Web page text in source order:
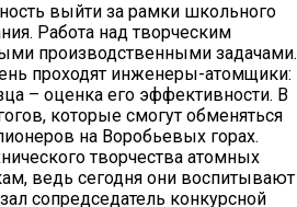
выйти за рамки школьного
Работа над творческим
производственными задачами.
проходят инженеры-атомщики:
– оценка его эффективности. В
которые смогут обменяться
на Воробьевых горах.
творчества атомных
ведь сегодня они воспитывают
сопредседатель конкурсной